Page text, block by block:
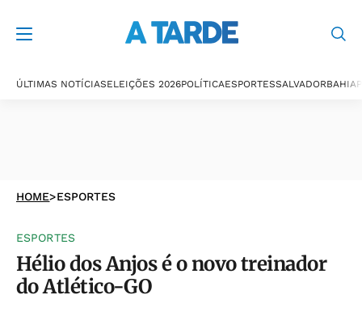
ÚLTIMAS NOTÍCIASELEIÇÕES 2026POLÍTICAESPORTESSALVADORBAHIA
HOME>ESPORTES
ESPORTES
Hélio dos Anjos é o novo treinador
do Atlético-GO